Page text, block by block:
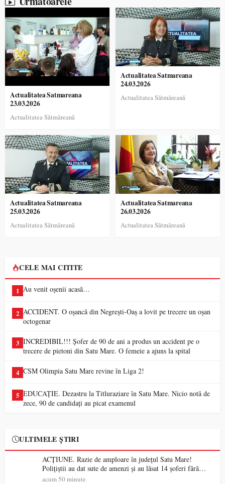
Actualitatea Satmareana
23.03.2026
Actualitatea Sătmăreană
Actualitatea Satmareana
24.03.2026
Actualitatea Sătmăreană
Actualitatea Satmareana
25.03.2026
Actualitatea Sătmăreană
Actualitatea Satmareana
26.03.2026
Actualitatea Sătmăreană
CELE MAI CITITE
1 Au venit oșenii acasă…
2 ACCIDENT. O oșancă din Negrești-Oaș a lovit pe trecere un oșan
octogenar
3 INCREDIBIL!!! Șofer de 90 de ani a produs un accident pe o
trecere de pietoni din Satu Mare. O femeie a ajuns la spital
4 CSM Olimpia Satu Mare revine în Liga 2!
5 EDUCAȚIE. Dezastru la Titluraziare în Satu Mare. Nicio notă de
zece, 90 de candidați au picat examenul
ULTIMELE ȘTIRI
ACȚIUNE. Razie de amploare în județul Satu Mare!
Polițiștii au dat sute de amenzi și au lăsat 14 șoferi fără
permis într-o singură zi
acum 50 minute